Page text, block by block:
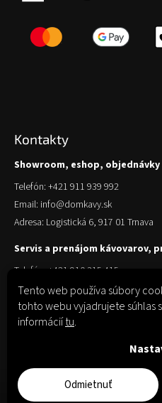
Tento web používa súbory
tohto webu vyjadrujete súhlas
informáciítu.
Odmietnuť
Kontakty
Showroom, eshop, objednávky
Telefón: +421 911 939 992
Email: info@domkavy.sk
Adresa: Logistická 6, 917 01 Trnava
Servis a prenájom kávovarov,
Telefón: +421 910 315 415
Email: obchod@domkavy.sk
Adresa: Logistická 6, 917 01 Trnava